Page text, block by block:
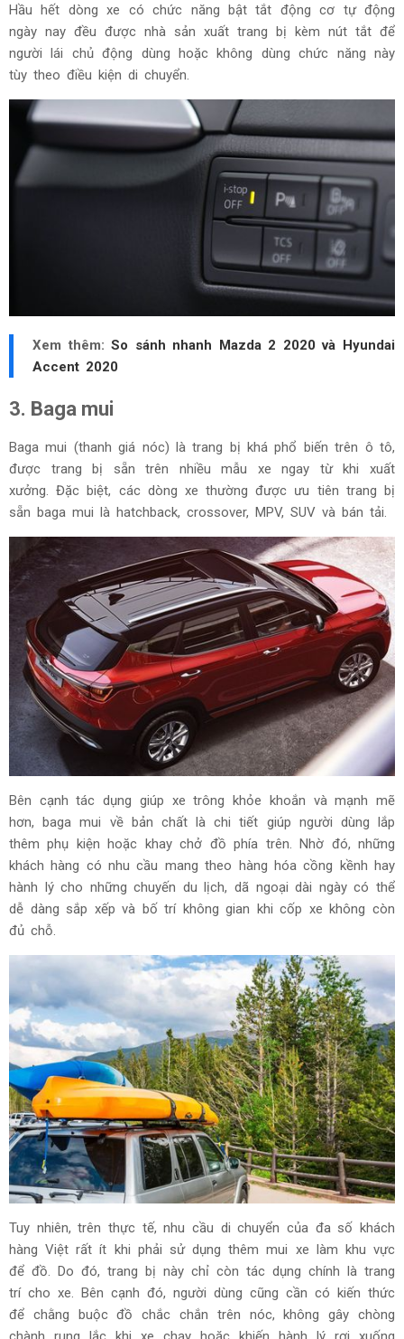
Hầu hết dòng xe có chức năng bật tắt động cơ tự động
ngày nay đều được nhà sản xuất trang bị kèm nút tắt để
người lái chủ động dùng hoặc không dùng chức năng này
tùy theo điều kiện di chuyển.
Xem thêm:So sánh nhanh Mazda 2 2020 và Hyundai
Accent 2020
3. Baga mui
Baga mui (thanh giá nóc) là trang bị khá phổ biến trên ô tô,
được trang bị sẵn trên nhiều mẫu xe ngay từ khi xuất
xưởng. Đặc biệt, các dòng xe thường được ưu tiên trang bị
sẵn baga mui là hatchback, crossover, MPV, SUV và bán tải.
Bên cạnh tác dụng giúp xe trông khỏe khoắn và mạnh mẽ
hơn, baga mui về bản chất là chi tiết giúp người dùng lắp
thêm phụ kiện hoặc khay chở đồ phía trên. Nhờ đó, những
khách hàng có nhu cầu mang theo hàng hóa cồng kềnh hay
hành lý cho những chuyến du lịch, dã ngoại dài ngày có thể
dễ dàng sắp xếp và bố trí không gian khi cốp xe không còn
đủ chỗ.
Tuy nhiên, trên thực tế, nhu cầu di chuyển của đa số khách
hàng Việt rất ít khi phải sử dụng thêm mui xe làm khu vực
để đồ. Do đó, trang bị này chỉ còn tác dụng chính là trang
trí cho xe. Bên cạnh đó, người dùng cũng cần có kiến thức
để chằng buộc đồ chắc chắn trên nóc, không gây chòng